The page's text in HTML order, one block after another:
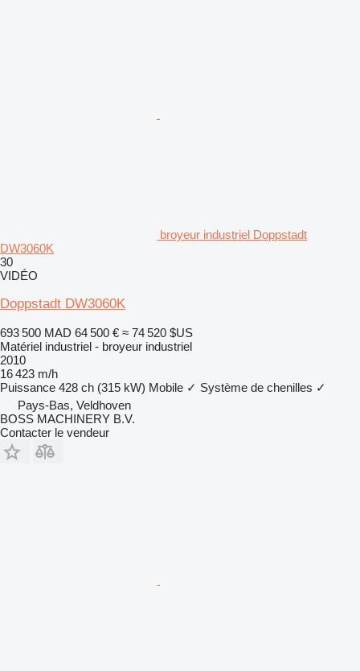
broyeur industriel Doppstadt
DW3060K
30
VIDÉO
Doppstadt DW3060K
693 500 MAD 64 500 € ≈ 74 520 $US
Matériel industriel - broyeur industriel
2010
16 423 m/h
Puissance 428 ch (315 kW) Mobile ✓ Système de chenilles ✓
Pays-Bas, Veldhoven
BOSS MACHINERY B.V.
Contacter le vendeur